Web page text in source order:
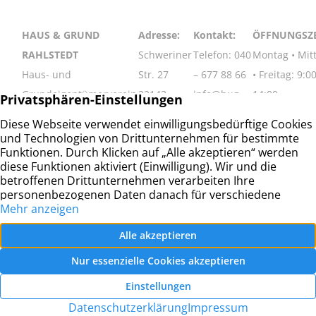
HAUS & GRUND
RAHLSTEDT
Haus- und
Grundeigentümerverein
Adresse:
Schweriner
Str. 27
22143
Kontakt:
Telefon: 040
– 677 88 66
info@hug-
Montag •
• Freitag:
14:00
Donnerstag:
– 18:00
© Haus- und Grundeigentümerverein Hamburg-
2026 |Datenschutz